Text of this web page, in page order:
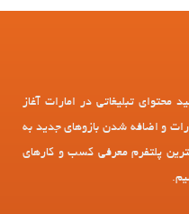
در زمینه تولید محتوای تبلیغاتی در امارات آغاز
و اضافه شدن بازوهای جدید به
پلتفرم معرفی کسب و کارهای